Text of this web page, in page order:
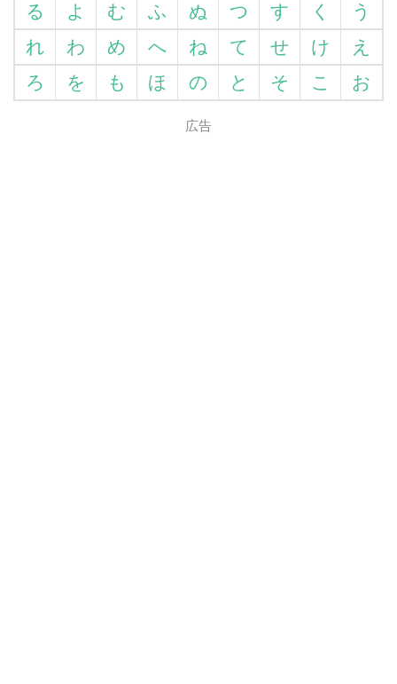
る
よ む ふ ぬ つ す く
う
れ
わ め へ ね て せ け
え
ろ
を も ほ の と そ こ お
広告